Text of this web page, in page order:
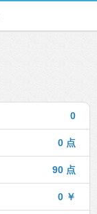
0
0 点
90 点
0 ￥